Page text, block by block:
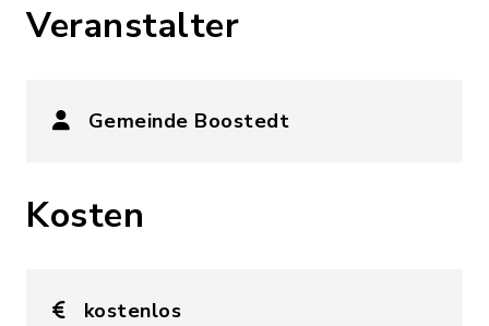
Veranstalter
Gemeinde Boostedt
Kosten
kostenlos